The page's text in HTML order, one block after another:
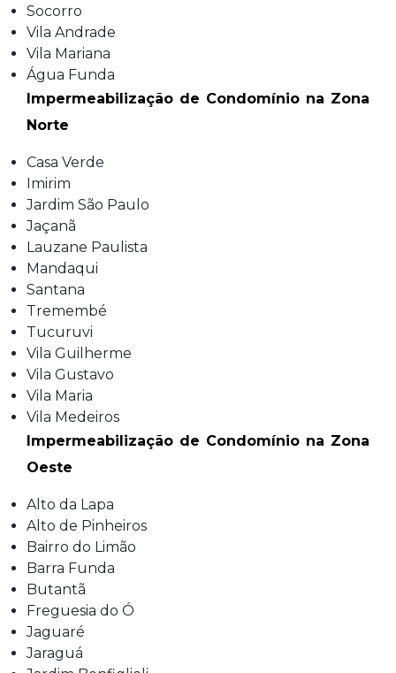
Socorro
Vila Andrade
Vila Mariana
Água Funda
Impermeabilização de Condomínio na Zona
Norte
Casa Verde
Imirim
Jardim São Paulo
Jaçanã
Lauzane Paulista
Mandaqui
Santana
Tremembé
Tucuruvi
Vila Guilherme
Vila Gustavo
Vila Maria
Vila Medeiros
Impermeabilização de Condomínio na Zona
Oeste
Alto da Lapa
Alto de Pinheiros
Bairro do Limão
Barra Funda
Butantã
Freguesia do Ó
Jaguaré
Jaraguá